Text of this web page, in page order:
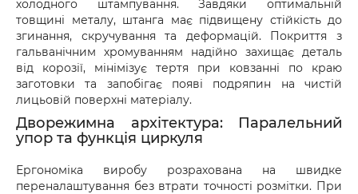
холодного штампування. Завдяки оптимальній
товщині металу, штанга має підвищену стійкість до
згинання, скручування та деформацій. Покриття з
гальванічним хромуванням надійно захищає деталь
від корозії, мінімізує тертя при ковзанні по краю
заготовки та запобігає появі подряпин на чистій
лицьовій поверхні матеріалу.
Дворежимна архітектура: Паралельний
упор та функція циркуля
Ергономіка виробу розрахована на швидке
переналаштування без втрати точності розмітки. При